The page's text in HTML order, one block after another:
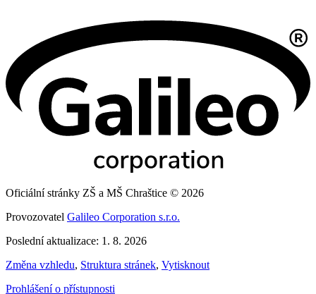
Oficiální stránky ZŠ a MŠ Chraštice © 2026
Provozovatel Galileo Corporation s.r.o.
Poslední aktualizace: 1. 8. 2026
Změna vzhledu, Struktura stránek, Vytisknout
Prohlášení o přístupnosti